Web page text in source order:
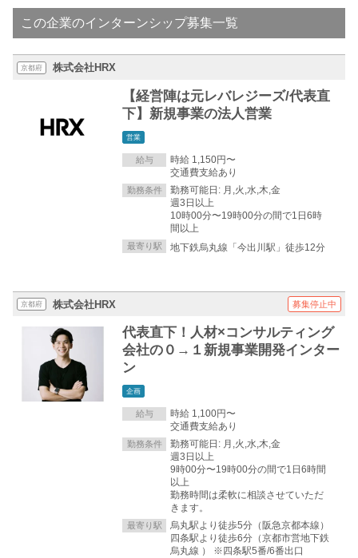
この企業のインターンシップ募集一覧
京都府 株式会社HRX
【経営陣は元レバレジーズ/代表直
下】新規事業の法人営業
営業
給与
時給 1,150円〜
交通費支給あり
勤務条件
勤務可能日: 月,火,水,木,金
週3日以上
10時00分〜19時00分の間で1日6時
間以上
最寄り駅 地下鉄烏丸線「今出川駅」徒歩12分
京都府 株式会社HRX 募集停止中
代表直下！人材×コンサルティング
会社の０→１新規事業開発インター
ン
企画
給与
時給 1,100円〜
交通費支給あり
勤務条件
勤務可能日: 月,火,水,木,金
週3日以上
9時00分〜19時00分の間で1日6時間
以上
勤務時間は柔軟に相談させていただ
きます。
最寄り駅
烏丸駅より徒歩5分（阪急京都本線）
四条駅より徒歩6分（京都市営地下鉄
烏丸線 ） ※四条駅5番/6番出⼝